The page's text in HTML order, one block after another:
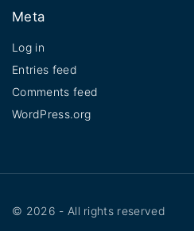
Meta
Log in
Entries feed
Comments feed
WordPress.org
© 2026 - All rights reserved